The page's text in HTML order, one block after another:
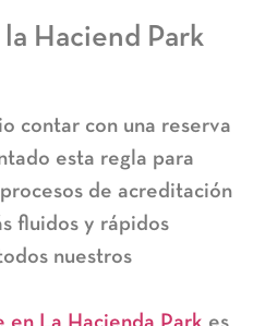
Haciend Park
contar con una reserva
esta regla para
de acreditación
fluidos y rápidos
nuestros
en La Hacienda Park es